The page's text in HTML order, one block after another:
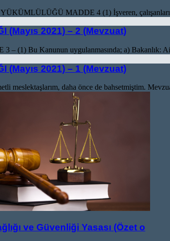
MADDE 4 (1) İşveren,
(Mayıs 2021) – 2 (Mevzuat)
(1) Bu Kanunun uygulanmasında; a) Bakanlık:
(Mayıs 2021) – 1 (Mevzuat)
meslektaşlarım, daha önce de bahsetmiştim.
ve Güvenliği Yasası (Özet o